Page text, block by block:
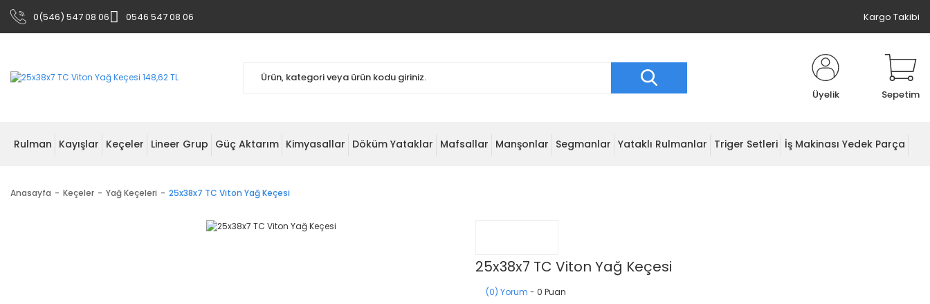
0(546) 547 08 06 0546 547 08 06 Kargo Takibi
Üyelik Sepetim
Rulman Kayışlar Keçeler Lineer Grup Güç Aktarım Kimyasallar Döküm Yataklar Mafsallar Manşonlar Segmanlar Yataklı Rulmanlar Triger Setleri İş Makinası Yedek Parça
Anasayfa Keçeler Yağ Keçeleri 25x38x7 TC Viton Yağ Keçesi
25x38x7 TC Viton Yağ Keçesi
(0) Yorum - 0 Puan